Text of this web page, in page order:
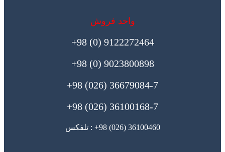
واحد فروش
9122272464 (0) 98+
9023800898 (0) 98+
36679084-7 (026) 98+
36100168-7 (026) 98+
36100460 (026) 98+ : تلفکس